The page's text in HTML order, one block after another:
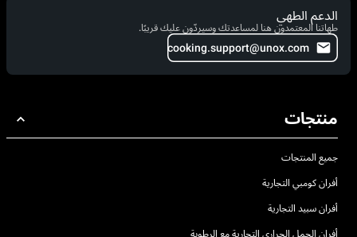
الدعم الطهي
طهاتنا المعتمدون هنا لمساعدتك وسيردّون عليك قريبًا.
cooking.support@unox.com
منتجات
جميع المنتجات
أفران كومبي التجارية
أفران سبيد التجارية
أفران الحمل الحراري التجارية مع الرطوبة